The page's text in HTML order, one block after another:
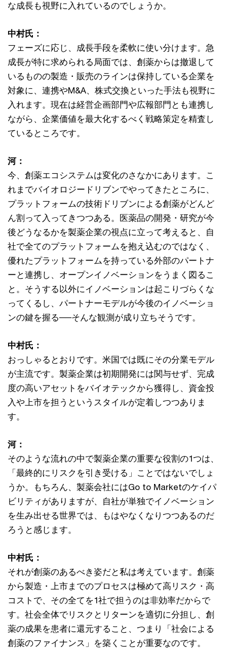
な成長も視野に入れているのでしょうか。
中村氏：
フェーズに応じ、成長手段を柔軟に使い分けます。急
成長が特に求められる局面では、創薬からは撤退して
いるものの製造・販売のラインは保持している企業を
対象に、連携やM&A、株式交換といった手法も視野に
入れます。現在は経営企画部門や広報部門とも連携し
ながら、企業価値を最大化するべく戦略策定を精査し
ているところです。
河：
今、創薬エコシステムは変化のさなかにあります。こ
れまでバイオロジードリブンでやってきたところに、
プラットフォームの技術ドリブンによる創薬がどんど
ん割って入ってきつつある。医薬品の開発・研究が今
後どうなるかを製薬企業の視点に立って考えると、自
社で全てのプラットフォームを抱え込むのではなく、
優れたプラットフォームを持っている外部のパートナ
ーと連携し、オープンイノベーションをうまく図るこ
と。そうする以外にイノベーションは起こりづらくな
ってくるし、パートナーモデルが今後のイノベーショ
ンの鍵を握る──そんな観測が成り立ちそうです。
中村氏：
おっしゃるとおりです。米国では既にその分業モデル
が主流です。製薬企業は初期開発には関与せず、完成
度の高いアセットをバイオテックから獲得し、資金投
入や上市を担うというスタイルが定着しつつありま
す。
河：
そのような流れの中で製薬企業の重要な役割の1つは、
「最終的にリスクを引き受ける」ことではないでしょ
うか。もちろん、製薬会社にはGo to Marketのケイパ
ビリティがありますが、自社が単独でイノベーション
を生み出せる世界では、もはやなくなりつつあるのだ
ろうと感じます。
中村氏：
それが創薬のあるべき姿だと私は考えています。創薬
から製造・上市までのプロセスは極めて高リスク・高
コストで、その全てを1社で担うのは非効率だからで
す。社会全体でリスクとリターンを適切に分担し、創
薬の成果を患者に還元すること、つまり「社会による
創薬のファイナンス」を築くことが重要なのです。